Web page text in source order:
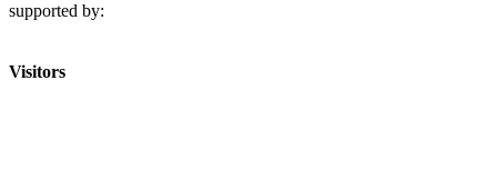
supported by:
Visitors